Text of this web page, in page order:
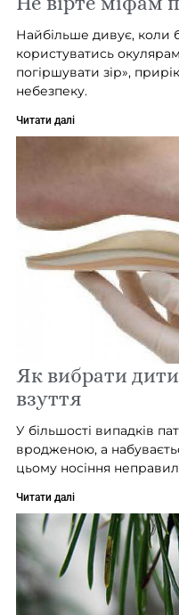
Найбільше дивує, коли
користуватись
погіршувати зір»,
небезпеку.
Читати далі
Як вибрати
взуття
У більшості випадків
вродженою, а
цьому носіння
Читати далі